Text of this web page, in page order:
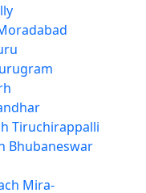
Tiruchirappalli
Bhubaneswar
Mira-